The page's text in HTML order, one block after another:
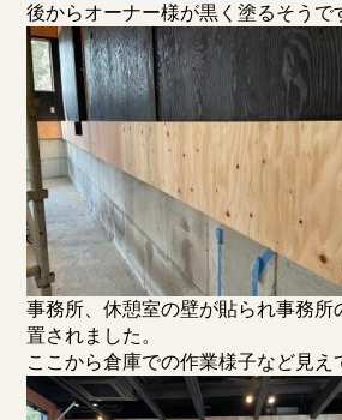
後からオーナー様が黒く塗るそうで
事務所、休憩室の壁が貼られ事務所
置されました。
ここから倉庫での作業様子など見え